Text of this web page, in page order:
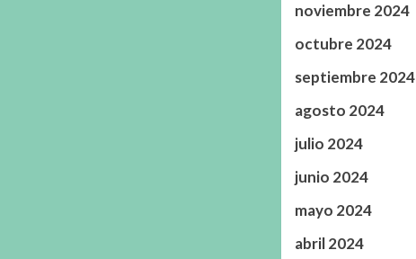
noviembre 2024
octubre 2024
septiembre 2024
agosto 2024
julio 2024
junio 2024
mayo 2024
abril 2024